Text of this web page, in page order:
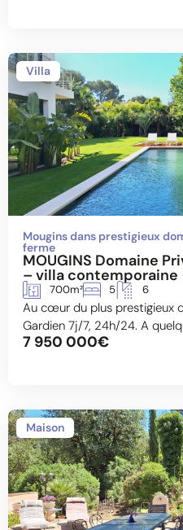
Villa
Mougins dans prestigieux
ferme
MOUGINS Domaine
– villa contemporaine
700m² 5 6
Au cœur du plus prestigieux
Gardien 7j/7, 24h/24. A
7 950 000€
Maison